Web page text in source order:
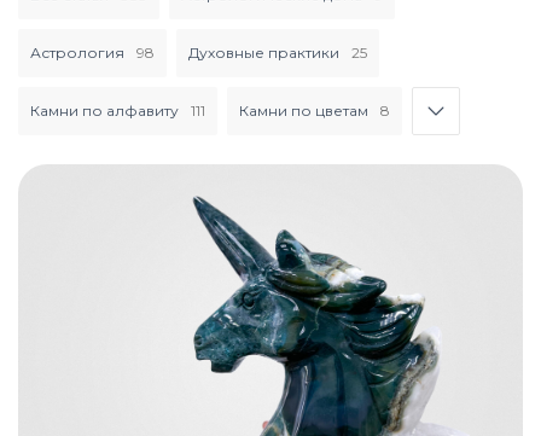
Астрология 98 Духовные практики 25
Камни по алфавиту 111 Камни по цветам 8